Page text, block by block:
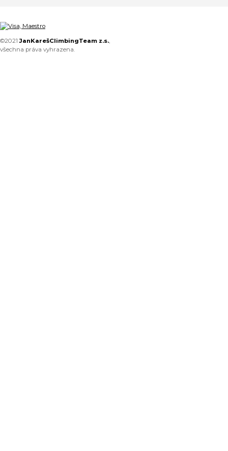
©2021JanKarešClimbingTeam z.s.,
všechna práva vyhrazena.